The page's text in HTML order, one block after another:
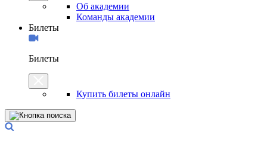
Об академии
Команды академии
Билеты
Билеты
Купить билеты онлайн